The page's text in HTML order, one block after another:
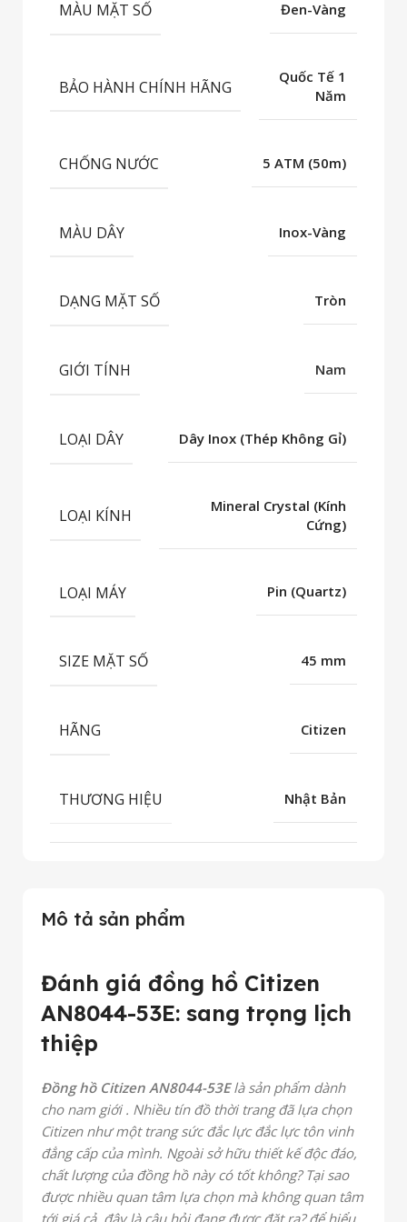
Mô tả sản phẩm
Đánh giá đồng hồ Citizen
AN8044-53E: sang trọng lịch
thiệp
Đồng hồ Citizen AN8044-53Elà sản phẩm dành
cho nam giới . Nhiều tín đồ thời trang đã lựa chọn
Citizen như một trang sức đắc lực đắc lực tôn vinh
đẳng cấp của mình. Ngoài sở hữu thiết kế độc đáo,
chất lượng của đồng hồ này có tốt không? Tại sao
được nhiều quan tâm lựa chọn mà không quan tâm
MÀU MẶT SỐ Đen-Vàng
BẢO HÀNH CHÍNH HÃNG
Quốc Tế 1
Năm
CHỐNG NƯỚC 5 ATM (50m)
MÀU DÂY Inox-Vàng
DẠNG MẶT SỐ Tròn
GIỚI TÍNH Nam
LOẠI DÂY Dây Inox (Thép Không Gỉ)
LOẠI KÍNH
Mineral Crystal (Kính
Cứng)
LOẠI MÁY Pin (Quartz)
SIZE MẶT SỐ 45 mm
HÃNG Citizen
THƯƠNG HIỆU Nhật Bản